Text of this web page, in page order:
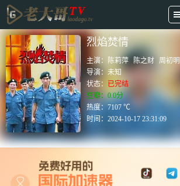
烈焰焚情
主演： 陈莉萍 陈之财 周初明
导演：未知
状态： 已完结
豆瓣：0.0分
热度：7107 ℃
时间：2024-10-17 23:31:09